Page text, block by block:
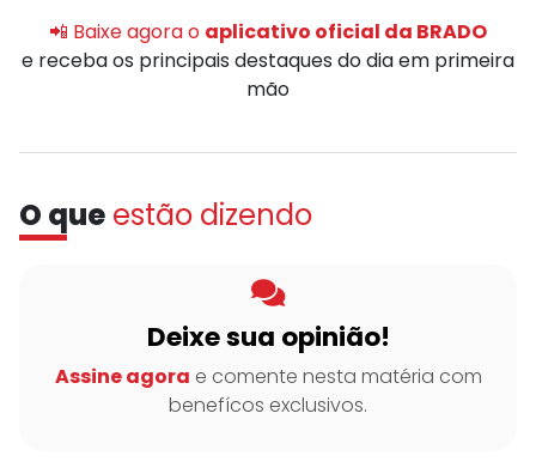
📲 Baixe agora o aplicativo oficial da BRADO
e receba os principais destaques do dia em primeira
mão
O que estão dizendo
Deixe sua opinião!
Assine agora e comente nesta matéria com
benefícos exclusivos.